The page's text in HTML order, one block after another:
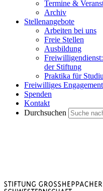
Termine &
Archiv
Stellenangebote
Arbeiten bei uns
Freie Stellen
Ausbildung
der Stiftung
Praktika für
Freiwilliges Engagement
Spenden
Kontakt
Durchsuchen